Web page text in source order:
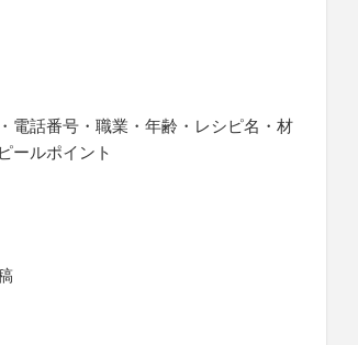
電話番号・職業・年齢・レシピ名・材
ールポイント